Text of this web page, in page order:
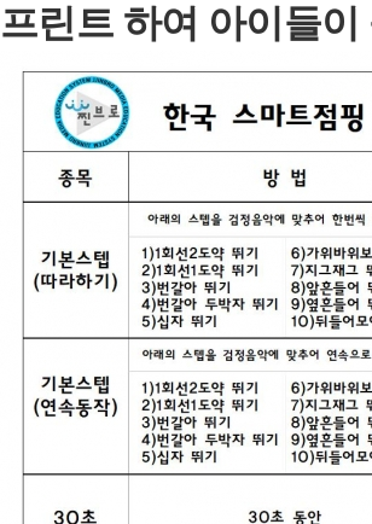
프린트 하여 아이들